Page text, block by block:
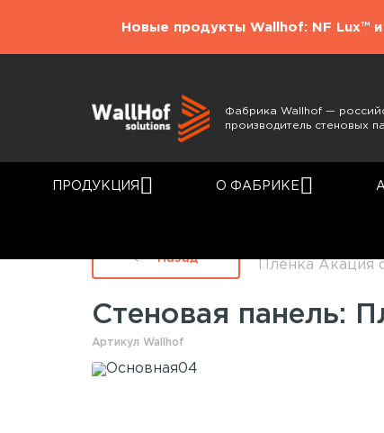
Новые продукты Wallhof: NF Lux™
Фабрика Wallhof —
производитель стеновых
ПРОДУКЦИЯ О ФАБРИКЕ
Назад
Пленка Акация
Стеновая панель:
Артикул Wallhof